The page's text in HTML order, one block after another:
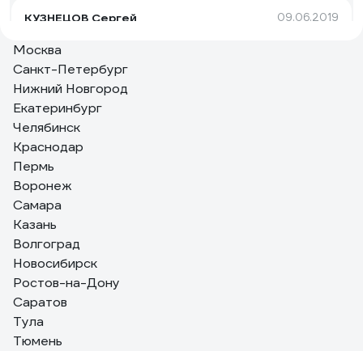
КУЗНЕЦОВ Сергей 09.06.2019
157 отзывов
Отзыв об алмазном диске Diamond
Industrial 350х25.4 мм DIDC350
Андрей Филиппович
Москва
Санкт-Петербург
Нижний Новгород
Екатеринбург
Челябинск
Краснодар
Пермь
Воронеж
Самара
Казань
Волгоград
Новосибирск
Ростов-на-Дону
Саратов
Тула
Тюмень